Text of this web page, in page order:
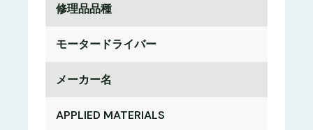
修理品品種
モータードライバー
メーカー名
APPLIED MATERIALS